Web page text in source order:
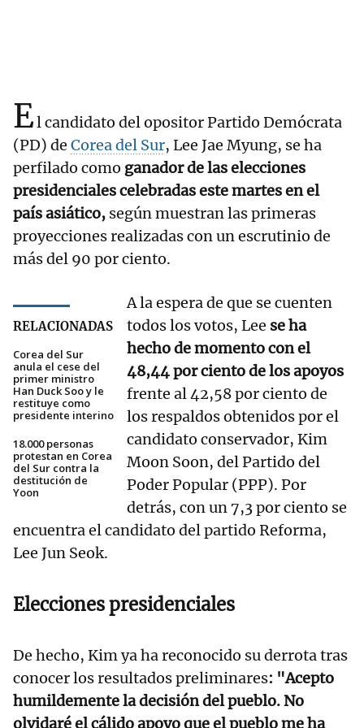
El candidato del opositor Partido Demócrata
(PD) de Corea del Sur, Lee Jae Myung, se ha
perfilado como ganador de las elecciones
presidenciales celebradas este martes en el
país asiático, según muestran las primeras
proyecciones realizadas con un escrutinio de
más del 90 por ciento.
RELACIONADAS
Corea del Sur
anula el cese del
primer ministro
Han Duck Soo y le
restituye como
presidente interino
18.000 personas
protestan en Corea
del Sur contra la
destitución de
Yoon
A la espera de que se cuenten
todos los votos, Lee se ha
hecho de momento con el
48,44 por ciento de los apoyos
frente al 42,58 por ciento de
los respaldos obtenidos por el
candidato conservador, Kim
Moon Soon, del Partido del
Poder Popular (PPP). Por
detrás, con un 7,3 por ciento se
encuentra el candidato del partido Reforma,
Lee Jun Seok.
Elecciones presidenciales
De hecho, Kim ya ha reconocido su derrota tras
conocer los resultados preliminares: "Acepto
humildemente la decisión del pueblo. No
olvidaré el cálido apoyo que el pueblo me ha